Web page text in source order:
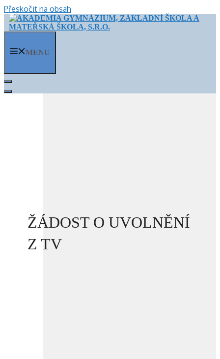
Přeskočit na obsah
MENU
ŽÁDOST O UVOLNĚNÍ
Z TV